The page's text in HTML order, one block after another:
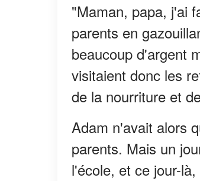
"Maman, papa, j'ai
parents en
beaucoup d'argent
visitaient donc les
de la nourriture et
Adam n'avait alors
parents. Mais un
l'école, et ce jour-